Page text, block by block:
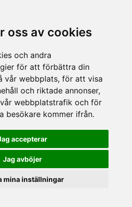
oss av cookies
och andra
för att förbättra din
vår webbplats, för att visa
och riktade annonser,
webbplatstrafik och för
besökare kommer ifrån.
accepterar
Jag avböjer
mina inställningar